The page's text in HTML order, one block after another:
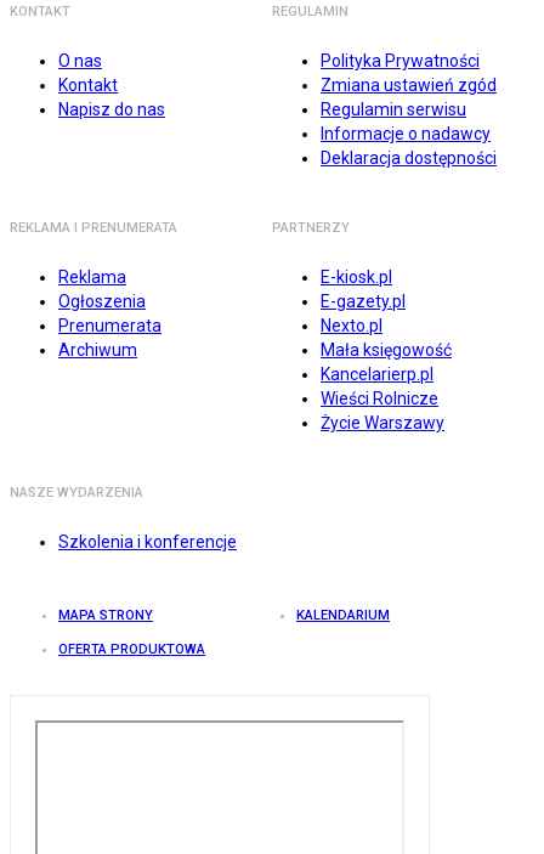
KONTAKT
O nas
Kontakt
Napisz do nas
REGULAMIN
Polityka Prywatności
Zmiana ustawień zgód
Regulamin serwisu
Informacje o nadawcy
Deklaracja dostępności
REKLAMA I PRENUMERATA
Reklama
Ogłoszenia
Prenumerata
Archiwum
PARTNERZY
E-kiosk.pl
E-gazety.pl
Nexto.pl
Mała księgowość
Kancelarierp.pl
Wieści Rolnicze
Życie Warszawy
NASZE WYDARZENIA
Szkolenia i konferencje
MAPA STRONY KALENDARIUM
OFERTA PRODUKTOWA